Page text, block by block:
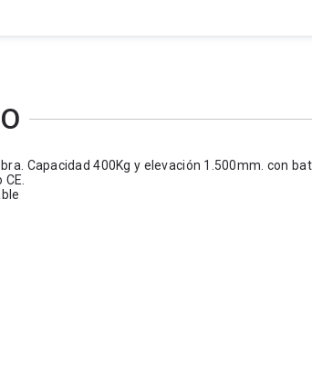
Capacidad 400Kg y elevación 1.500mm. con